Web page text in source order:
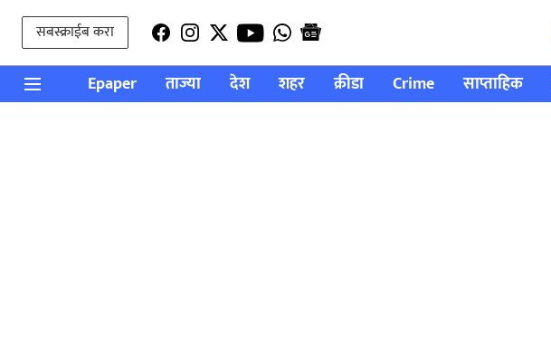
सबस्क्राईब करा
Epaper ताज्या देश शहर क्रीडा Crime साप्ताहिक